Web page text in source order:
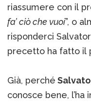
riassumere con il
fa’ ciò che vuoi”, o
risponderci
precetto ha fatto il
Già, perché
conosce bene,